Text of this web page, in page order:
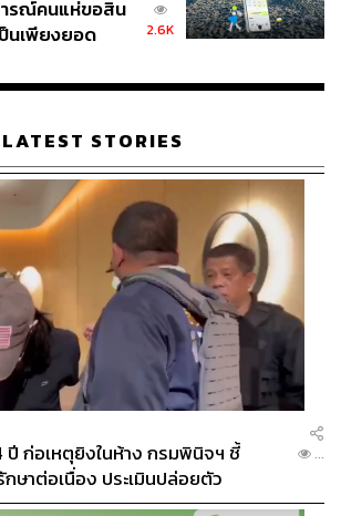
เป็นปัญหาของเรื่องวันและเวลา ส่วน
คอมพิวเตอร์ประมวลผลต่อไม่ได้ แต่ใน
วเตอร์จะไม่สามารถทำงานต่อได้ จนนำ
ยุติการบริการของสายการบิน หรือยุติการ
พื่อทำธุรกรรม
นิติ์มองว่า Y2K เป็นเหตุการณ์ที่ไม่ได้เกิด
ครบอกได้อย่างแม่นยำไปกว่าการคาด
ๆ เขาเชื่อไปแล้วว่าเครื่องบินจะตก
ว ซึ่งเป็นสิ่งที่เข้าใจได้ เพราะเมื่อข้อมูล
แนวโน้มที่คนจะจินตนาการไปถึงกรณีที่
”
นไปชั่วขณะเพราะซอฟต์แวร์ตัวเดียว
างของโลกยุคดิจิทัลที่เผยออกมาให้เห็น
ารณ์คนแห่ขอสิน
นเพียงยอด
2.6K
LATEST STORIES
ปี ก่อเหตุยิงในห้าง กรมพินิจฯ ชี้
ษาต่อเนื่อง ประเมินปล่อยตัว
...